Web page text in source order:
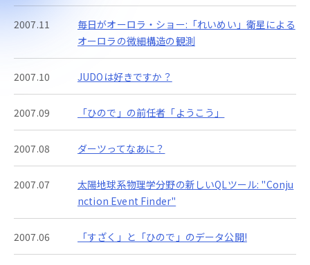
2007.11
毎日がオーロラ・ショー:「れいめい」衛星による
オーロラの微細構造の観測
2007.10 JUDOは好きですか？
2007.09 「ひので」の前任者「ようこう」
2007.08 ダーツってなあに？
2007.07
太陽地球系物理学分野の新しいQLツール: "Conju
nction Event Finder"
2007.06 「すざく」と「ひので」のデータ公開!